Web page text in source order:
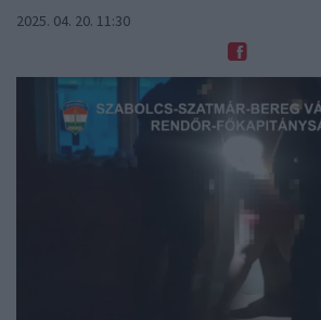
2025. 04. 20. 11:30